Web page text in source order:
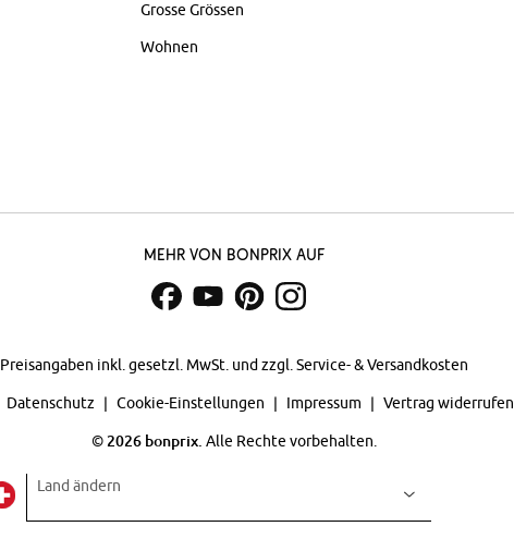
Grosse Grössen
Wohnen
Mehr von bonprix auf
Preisangaben inkl. gesetzl. MwSt. und zzgl.Service- & Versandkosten
Datenschutz Cookie-Einstellungen Impressum Vertrag widerrufen
©2026 bonprix. Alle Rechte vorbehalten.
Land ändern